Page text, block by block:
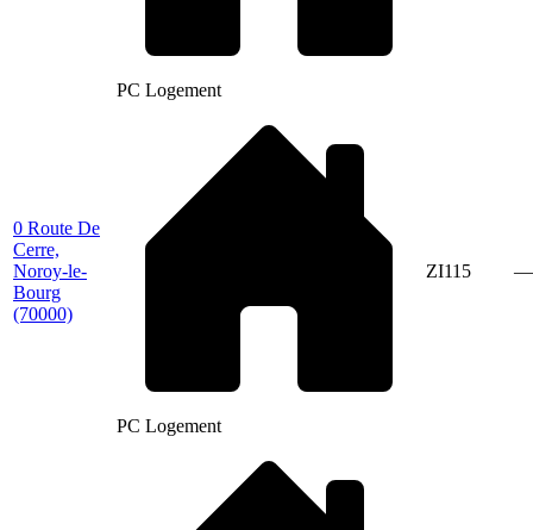
PC Logement
0 Route De
Cerre,
Noroy-le-
Bourg
(70000)
PC Logement
ZI115 —